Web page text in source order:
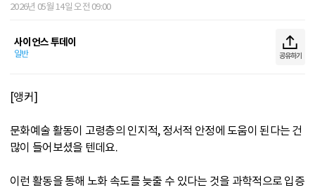
2026년 05월 14일 오전 09:00
사이언스 투데이
일반 공유하기
[앵커]
문화예술 활동이 고령층의 인지적, 정서적 안정에 도움이 된다는 건
많이 들어보셨을 텐데요.
이런 활동을 통해 노화 속도를 늦출 수 있다는 것을 과학적으로 입증